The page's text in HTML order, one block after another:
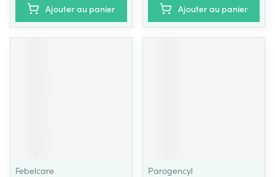
Ajouter au panier Ajouter au panier
Febelcare
Parogencyl